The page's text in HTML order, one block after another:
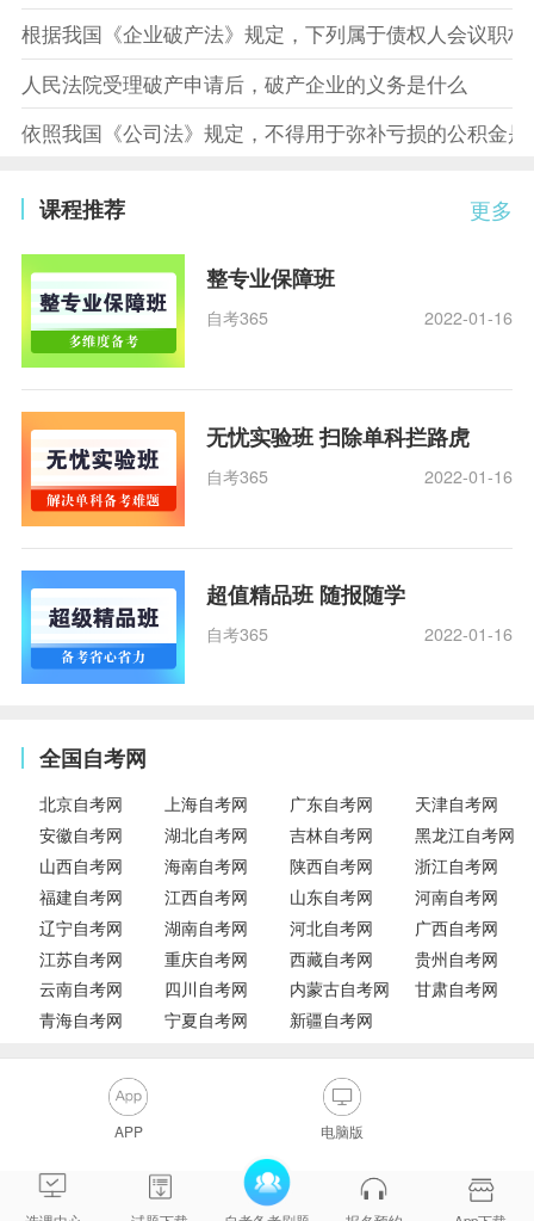
根据我国《企业破产法》规定，下列属于债权人会议职
人民法院受理破产申请后，破产企业的义务是什么
依照我国《公司法》规定，不得用于弥补亏损的公积金是
更多
课程推荐
整专业保障班
自考365 2022-01-16
无忧实验班 扫除单科拦路虎
自考365 2022-01-16
超值精品班 随报随学
自考365 2022-01-16
全国自考网
北京自考网 上海自考网 广东自考网
天津自考网
安徽自考网
湖北自考网 吉林自考网
黑龙江自考网
山西自考网
海南自考网 陕西自考网
浙江自考网
福建自考网
江西自考网 山东自考网
河南自考网
辽宁自考网
湖南自考网 河北自考网
广西自考网
江苏自考网
重庆自考网 西藏自考网
贵州自考网
云南自考网
四川自考网 内蒙古自考网
甘肃自考网
青海自考网
宁夏自考网 新疆自考网
APP 电脑版